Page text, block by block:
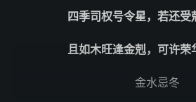
四季司权号令星，若还受
且如木旺逢金剋，可许荣
金水忌冬